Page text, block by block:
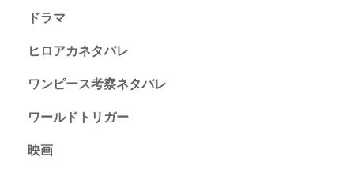
ドラマ
ヒロアカネタバレ
ワンピース考察ネタバレ
ワールドトリガー
映画